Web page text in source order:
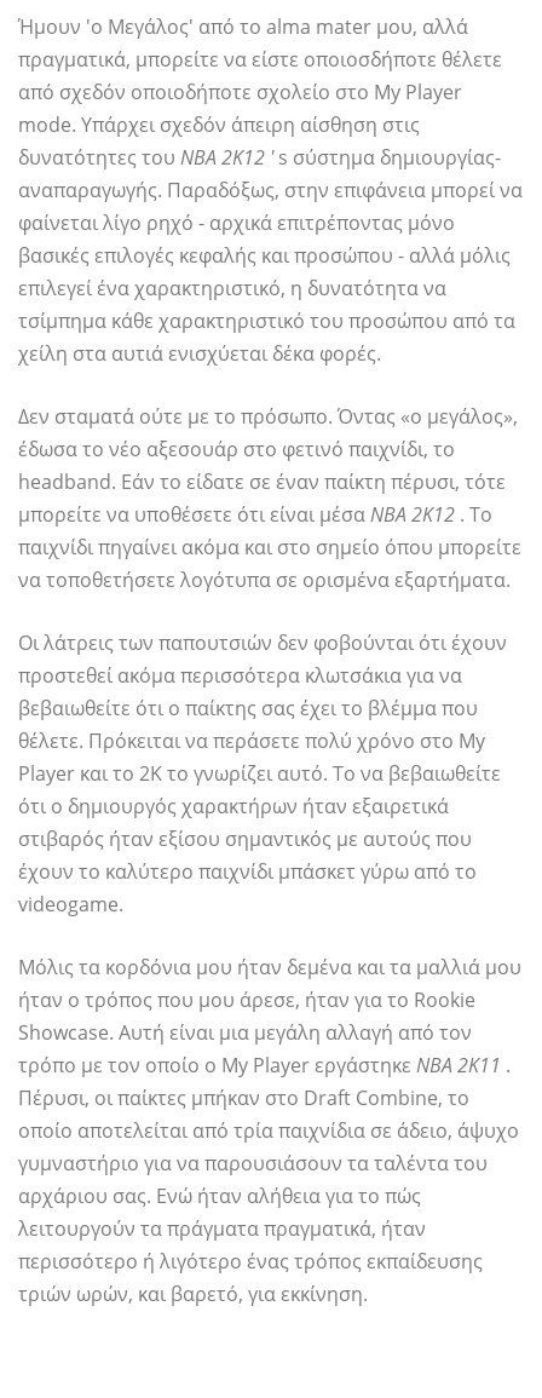
Ήμουν 'ο Μεγάλος' από το alma mater μου, αλλά
πραγματικά, μπορείτε να είστε οποιοσδήποτε θέλετε
από σχεδόν οποιοδήποτε σχολείο στο My Player
mode. Υπάρχει σχεδόν άπειρη αίσθηση στις
δυνατότητες του NBA 2Κ12 's σύστημα δημιουργίας-
αναπαραγωγής. Παραδόξως, στην επιφάνεια μπορεί να
φαίνεται λίγο ρηχό - αρχικά επιτρέποντας μόνο
βασικές επιλογές κεφαλής και προσώπου - αλλά μόλις
επιλεγεί ένα χαρακτηριστικό, η δυνατότητα να
τσίμπημα κάθε χαρακτηριστικό του προσώπου από τα
χείλη στα αυτιά ενισχύεται δέκα φορές.
Δεν σταματά ούτε με το πρόσωπο. Όντας «ο μεγάλος»,
έδωσα το νέο αξεσουάρ στο φετινό παιχνίδι, το
headband. Εάν το είδατε σε έναν παίκτη πέρυσι, τότε
μπορείτε να υποθέσετε ότι είναι μέσαΝΒΑ 2Κ12 . Το
παιχνίδι πηγαίνει ακόμα και στο σημείο όπου μπορείτε
να τοποθετήσετε λογότυπα σε ορισμένα εξαρτήματα.
Οι λάτρεις των παπουτσιών δεν φοβούνται ότι έχουν
προστεθεί ακόμα περισσότερα κλωτσάκια για να
βεβαιωθείτε ότι ο παίκτης σας έχει το βλέμμα που
θέλετε. Πρόκειται να περάσετε πολύ χρόνο στο My
Player και το 2K το γνωρίζει αυτό. Το να βεβαιωθείτε
ότι ο δημιουργός χαρακτήρων ήταν εξαιρετικά
στιβαρός ήταν εξίσου σημαντικός με αυτούς που
έχουν το καλύτερο παιχνίδι μπάσκετ γύρω από το
videogame.
Μόλις τα κορδόνια μου ήταν δεμένα και τα μαλλιά μου
ήταν ο τρόπος που μου άρεσε, ήταν για το Rookie
Showcase. Αυτή είναι μια μεγάλη αλλαγή από τον
τρόπο με τον οποίο ο My Player εργάστηκε ΝΒΑ 2Κ11 .
Πέρυσι, οι παίκτες μπήκαν στο Draft Combine, το
οποίο αποτελείται από τρία παιχνίδια σε άδειο, άψυχο
γυμναστήριο για να παρουσιάσουν τα ταλέντα του
αρχάριου σας. Ενώ ήταν αλήθεια για το πώς
λειτουργούν τα πράγματα πραγματικά, ήταν
περισσότερο ή λιγότερο ένας τρόπος εκπαίδευσης
τριών ωρών, και βαρετό, για εκκίνηση.